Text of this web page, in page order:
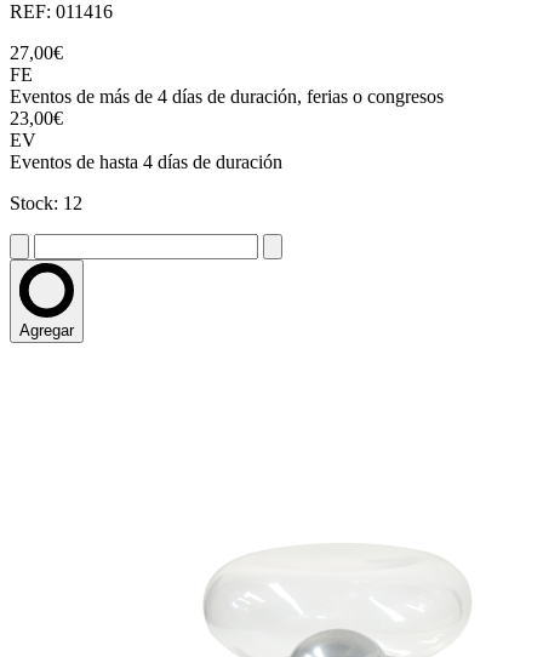
REF: 011416
27,00€
FE
Eventos de más de 4 días de duración, ferias o congresos
23,00€
EV
Eventos de hasta 4 días de duración
Stock: 12
Agregar